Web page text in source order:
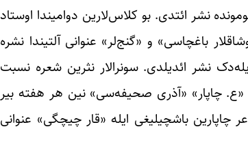
نشر ائتدی. بو کلاس‌لارین دوامیندا اوستاد
باغچاسی» و «گنج‌لر» عنوانی آلتیندا نشره
ایکی اؤزل بؤلوم بو روزنامه‌نین «آذری صحیفه‌سی» حصه‌سینده ۱۳۶۹نجی ایله‌دک نشر ائدیلدی. سونرالار نثرین شعره نسبت
«ع. چاپار» «آذری صحیفه‌سی» نین هر هفته بیر
چاپارین باشچیلیغی ایله «قار چیچگی» عنوانی